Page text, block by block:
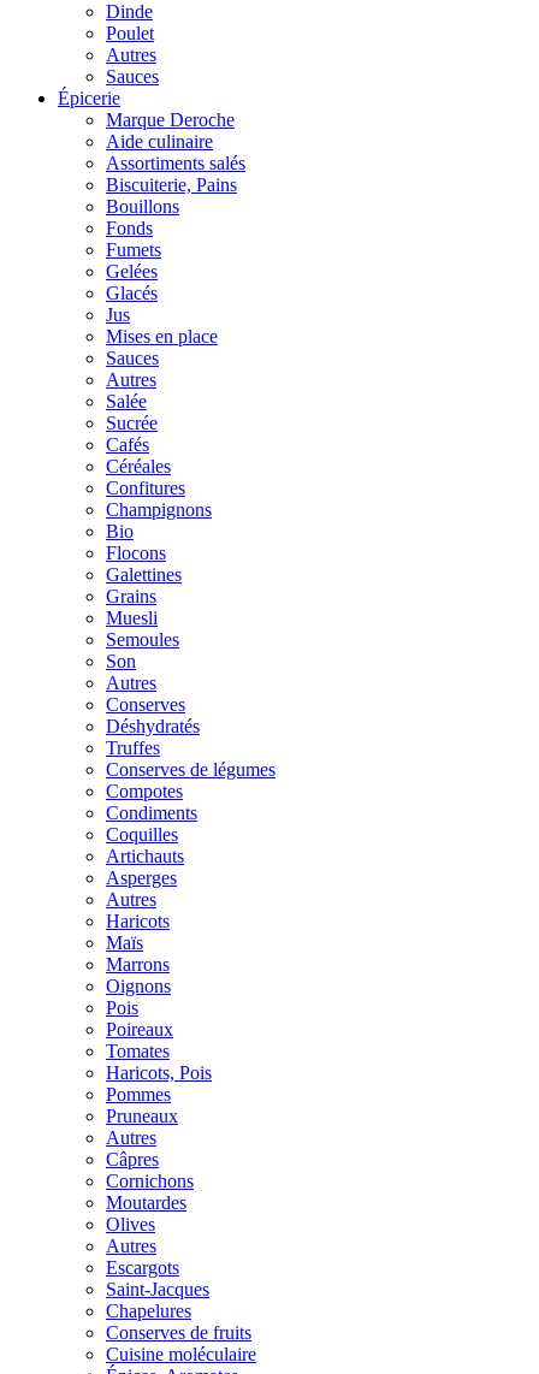
Dinde
Poulet
Autres
Sauces
Épicerie
Marque Deroche
Aide culinaire
Assortiments salés
Biscuiterie, Pains
Bouillons
Fonds
Fumets
Gelées
Glacés
Jus
Mises en place
Sauces
Autres
Salée
Sucrée
Cafés
Céréales
Confitures
Champignons
Bio
Flocons
Galettines
Grains
Muesli
Semoules
Son
Autres
Conserves
Déshydratés
Truffes
Conserves de légumes
Compotes
Condiments
Coquilles
Artichauts
Asperges
Autres
Haricots
Maïs
Marrons
Oignons
Pois
Poireaux
Tomates
Haricots, Pois
Pommes
Pruneaux
Autres
Câpres
Cornichons
Moutardes
Olives
Autres
Escargots
Saint-Jacques
Chapelures
Conserves de fruits
Cuisine moléculaire